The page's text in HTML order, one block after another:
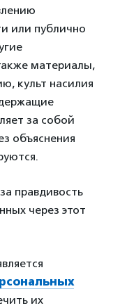
или публично
материалы,
культ насилия
за собой
объяснения
правдивость
через этот
их